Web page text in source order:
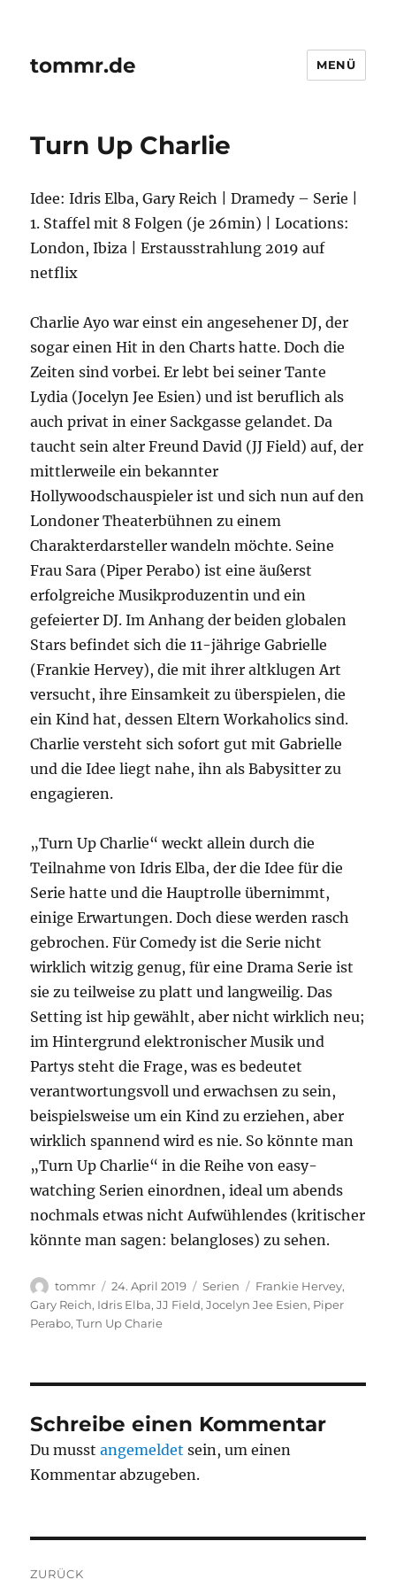
tommr.de MENÜ
Turn Up Charlie
Idee: Idris Elba, Gary Reich | Dramedy – Serie |
1. Staffel mit 8 Folgen (je 26min) | Locations:
London, Ibiza | Erstausstrahlung 2019 auf
netflix
Charlie Ayo war einst ein angesehener DJ, der
sogar einen Hit in den Charts hatte. Doch die
Zeiten sind vorbei. Er lebt bei seiner Tante
Lydia (Jocelyn Jee Esien) und ist beruflich als
auch privat in einer Sackgasse gelandet. Da
taucht sein alter Freund David (JJ Field) auf, der
mittlerweile ein bekannter
Hollywoodschauspieler ist und sich nun auf den
Londoner Theaterbühnen zu einem
Charakterdarsteller wandeln möchte. Seine
Frau Sara (Piper Perabo) ist eine äußerst
erfolgreiche Musikproduzentin und ein
gefeierter DJ. Im Anhang der beiden globalen
Stars befindet sich die 11-jährige Gabrielle
(Frankie Hervey), die mit ihrer altklugen Art
versucht, ihre Einsamkeit zu überspielen, die
ein Kind hat, dessen Eltern Workaholics sind.
Charlie versteht sich sofort gut mit Gabrielle
und die Idee liegt nahe, ihn als Babysitter zu
engagieren.
„Turn Up Charlie“ weckt allein durch die
Teilnahme von Idris Elba, der die Idee für die
Serie hatte und die Hauptrolle übernimmt,
einige Erwartungen. Doch diese werden rasch
gebrochen. Für Comedy ist die Serie nicht
wirklich witzig genug, für eine Drama Serie ist
sie zu teilweise zu platt und langweilig. Das
Setting ist hip gewählt, aber nicht wirklich neu;
im Hintergrund elektronischer Musik und
Partys steht die Frage, was es bedeutet
verantwortungsvoll und erwachsen zu sein,
beispielsweise um ein Kind zu erziehen, aber
wirklich spannend wird es nie. So könnte man
„Turn Up Charlie“ in die Reihe von easy-
watching Serien einordnen, ideal um abends
nochmals etwas nicht Aufwühlendes (kritischer
könnte man sagen: belangloses) zu sehen.
Autor
tommr
Veröffentlicht
am
24. April 2019 Kategorien
Serien Schlagwörter
Frankie Hervey,
Gary Reich, Idris Elba,JJ Field,Jocelyn Jee Esien, Piper
Perabo,Turn Up Charie
Schreibe einen Kommentar
Du musstangemeldet sein, um einen
Kommentar abzugeben.
ZURÜCK